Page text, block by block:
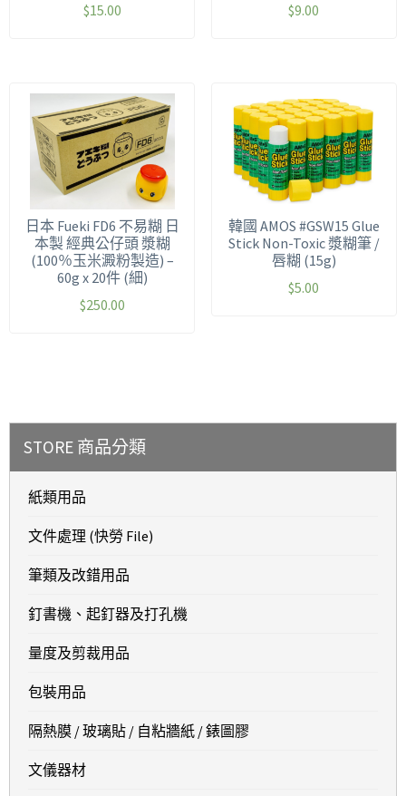
$15.00
$9.00
日本 Fueki FD6 不易糊 日
本製 經典公仔頭 漿糊
(100％玉米澱粉製造) –
60g x 20件 (細)
$250.00
韓國 AMOS #GSW15 Glue
Stick Non-Toxic 漿糊筆 /
唇糊 (15g)
$5.00
STORE 商品分類
紙類用品
文件處理 (快勞 File)
筆類及改錯用品
釘書機、起釘器及打孔機
量度及剪裁用品
包裝用品
隔熱膜 / 玻璃貼 / 自粘牆紙 / 錶圖膠
文儀器材